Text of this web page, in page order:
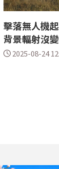
擊落無人機
背景輻射沒
2025-08-24